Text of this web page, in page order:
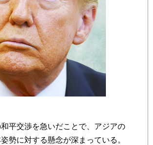
平交渉を急いだことで、アジアの
勢に対する懸念が深まっている。